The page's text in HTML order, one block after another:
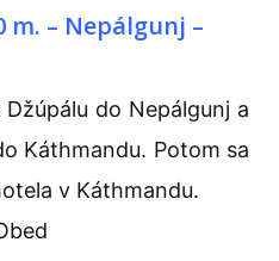
m. – Nepálgunj –
do Nepálgunj a
Káthmandu. Potom sa
v Káthmandu.